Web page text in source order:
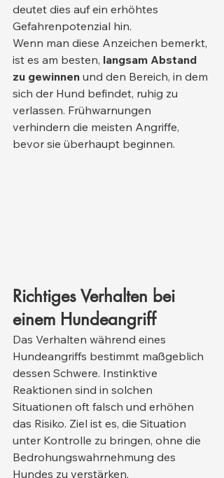
deutet dies auf ein erhöhtes
Gefahrenpotenzial hin.
Wenn man diese Anzeichen bemerkt,
ist es am besten, langsam Abstand
zu gewinnen und den Bereich, in dem
sich der Hund befindet, ruhig zu
verlassen. Frühwarnungen
verhindern die meisten Angriffe,
bevor sie überhaupt beginnen.
Richtiges Verhalten bei
einem Hundeangriff
Das Verhalten während eines
Hundeangriffs bestimmt maßgeblich
dessen Schwere. Instinktive
Reaktionen sind in solchen
Situationen oft falsch und erhöhen
das Risiko. Ziel ist es, die Situation
unter Kontrolle zu bringen, ohne die
Bedrohungswahrnehmung des
Hundes zu verstärken.